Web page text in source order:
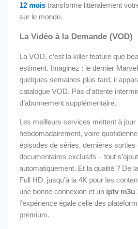
12 mois transforme littéralement
sur le monde.
La Vidéo à la Demande (VOD)
La VOD, c’est la killer feature que
estiment. Imaginez : le dernier
quelques semaines plus tard, il
catalogue VOD. Pas d’attente
d’abonnement supplémentaire.
Les meilleurs services mettent à
hebdomadairement, voire
épisodes de séries, dernières sorties
documentaires exclusifs – tout
automatiquement. Et la qualité ? De
Full HD, jusqu’à la 4K pour les
une bonne connexion et un iptv m3u
l’expérience égale celle des
premium.